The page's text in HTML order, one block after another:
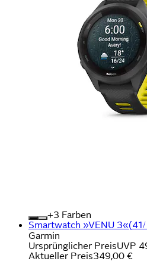
+
Farben
Smartwatch »VENU 3«(41/
Garmin
Ursprünglicher PreisUVP
Aktueller Preis349,00 €